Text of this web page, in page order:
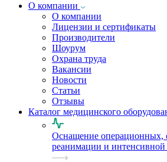
О компании
О компании
Лицензии и сертификаты
Производители
Шоурум
Охрана труда
Вакансии
Новости
Статьи
Отзывы
Каталог медицинского
Оснащение операционных,
реанимации и интенсивной